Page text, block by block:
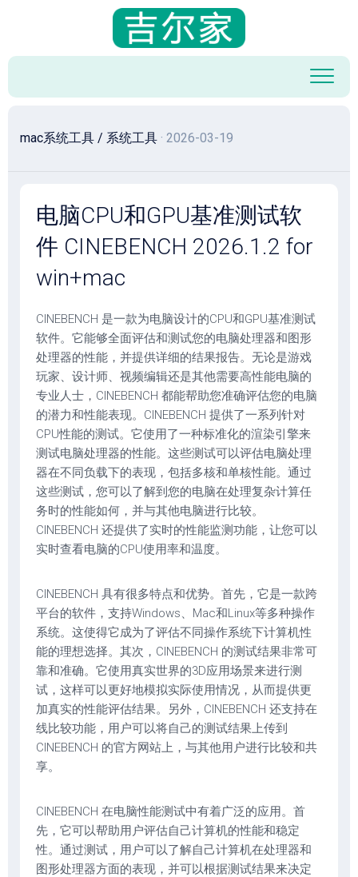
容
mac系统工具 / 系统工具 · 2026-03-19
电脑CPU和GPU基准测试软
件 CINEBENCH 2026.1.2 for
win+mac
CINEBENCH 是一款为电脑设计的CPU和GPU基准测试
软件。它能够全面评估和测试您的电脑处理器和图形
处理器的性能，并提供详细的结果报告。无论是游戏
玩家、设计师、视频编辑还是其他需要高性能电脑的
专业人士，CINEBENCH 都能帮助您准确评估您的电脑
的潜力和性能表现。CINEBENCH 提供了一系列针对
CPU性能的测试。它使用了一种标准化的渲染引擎来
测试电脑处理器的性能。这些测试可以评估电脑处理
器在不同负载下的表现，包括多核和单核性能。通过
这些测试，您可以了解到您的电脑在处理复杂计算任
务时的性能如何，并与其他电脑进行比较。
CINEBENCH 还提供了实时的性能监测功能，让您可以
实时查看电脑的CPU使用率和温度。
CINEBENCH 具有很多特点和优势。首先，它是一款跨
平台的软件，支持Windows、Mac和Linux等多种操作
系统。这使得它成为了评估不同操作系统下计算机性
能的理想选择。其次，CINEBENCH 的测试结果非常可
靠和准确。它使用真实世界的3D应用场景来进行测
试，这样可以更好地模拟实际使用情况，从而提供更
加真实的性能评估结果。另外，CINEBENCH 还支持在
线比较功能，用户可以将自己的测试结果上传到
CINEBENCH 的官方网站上，与其他用户进行比较和共
享。
CINEBENCH 在电脑性能测试中有着广泛的应用。首
先，它可以帮助用户评估自己计算机的性能和稳定
性。通过测试，用户可以了解自己计算机在处理器和
图形处理器方面的表现，并可以根据测试结果来决定